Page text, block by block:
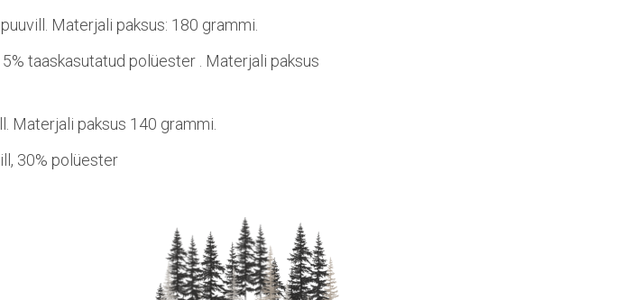
Materjali paksus: 180 grammi.
taaskasutatud polüester . Materjali paksus
Materjali paksus 140 grammi.
30% polüester